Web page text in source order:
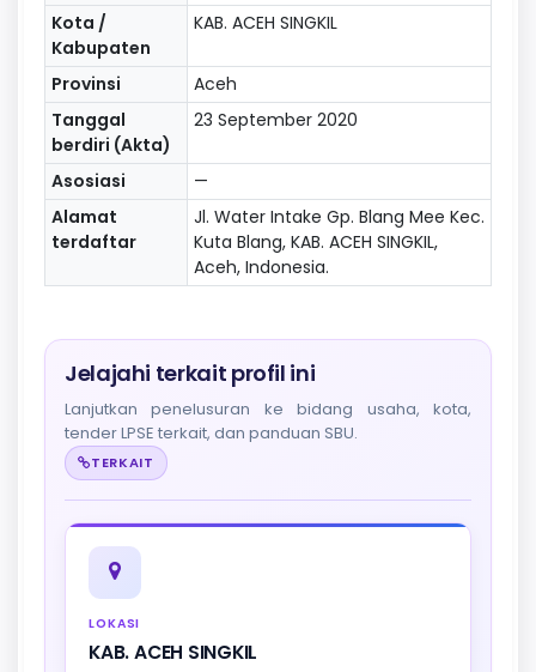
Kota /
Kabupaten
KAB. ACEH SINGKIL
Provinsi
Aceh
Tanggal
berdiri (Akta)
23 September 2020
Asosiasi
—
Alamat
terdaftar
Jl. Water Intake Gp. Blang Mee Kec.
Kuta Blang, KAB. ACEH SINGKIL,
Aceh, Indonesia.
Jelajahi terkait profil ini
Lanjutkan penelusuran ke bidang usaha, kota,
tender LPSE terkait, dan panduan SBU.
TERKAIT
LOKASI
KAB. ACEH SINGKIL